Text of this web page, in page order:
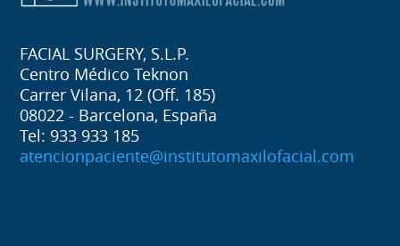
FACIAL SURGERY, S.L.P.
Centro Médico Teknon
Carrer Vilana, 12 (Off. 185)
08022 - Barcelona, España
Tel: 933 933 185
atencionpaciente@institutomaxilofacial.com